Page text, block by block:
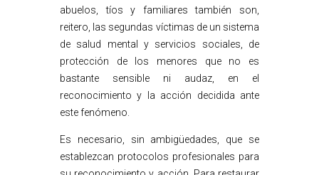
abuelos, tíos y familiares también son,
reitero, las segundas víctimas de un sistema
de salud mental y servicios sociales, de
protección de los menores que no es
bastante sensible ni audaz, en el
reconocimiento y la acción decidida ante
este fenómeno.
Es necesario, sin ambigüedades, que se
establezcan protocolos profesionales para